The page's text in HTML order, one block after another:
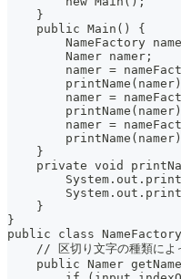
    }
    public Main() {
NameFactory
        Namer namer;
namer =
namer =
namer =
    }
private void
    }
}
public class
// 区切り文字の種類によ
public Namer